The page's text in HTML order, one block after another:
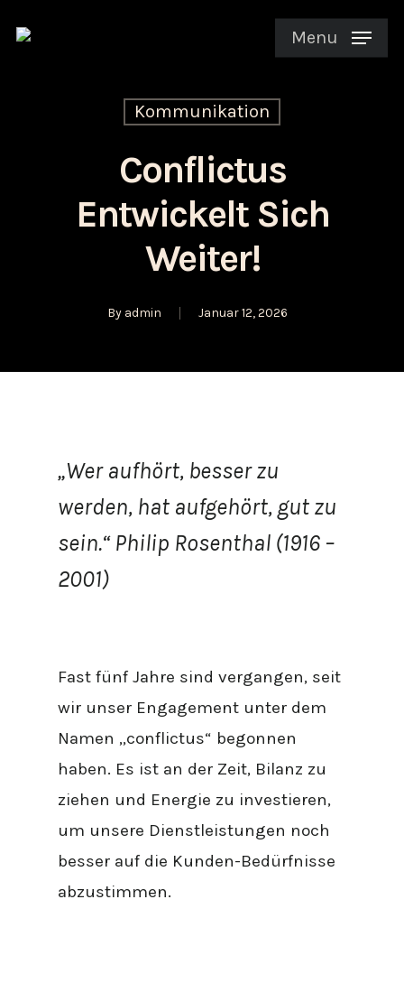
Menu
Kommunikation
Conflictus
Entwickelt Sich
Weiter!
By admin Januar 12, 2026
„Wer aufhört, besser zu
werden, hat aufgehört, gut zu
sein.“ Philip Rosenthal (1916 –
2001)
Fast fünf Jahre sind vergangen, seit
wir unser Engagement unter dem
Namen „conflictus“ begonnen
haben. Es ist an der Zeit, Bilanz zu
ziehen und Energie zu investieren,
um unsere Dienstleistungen noch
besser auf die Kunden-Bedürfnisse
abzustimmen.